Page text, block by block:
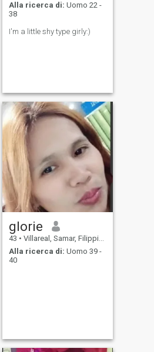
Alla ricerca di: Uomo 22 -
38
I'm a little shy type girly:)
glorie
43 • Villareal, Samar, Filippine
Alla ricerca di: Uomo 39 -
40